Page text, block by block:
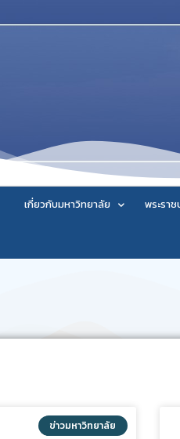
เกี่ยวกับมหาวิทยาลัย พระรา
ข่าวมหาวิทยาลัย